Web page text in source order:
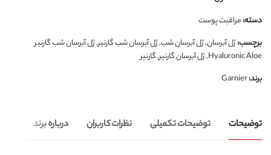
دسته:مراقبت پوست
برچسب:ژل آبرسان,ژل آبرسان شب,ژل آبرسان شب گارنیر,ژل آبرسان شب گارنیر
Hyaluronic Aloe
,ژل آبرسان گارنیر,گارنیر
برند:Garnier
توضیحات توضیحات تکمیلی نظرات کاربران درباره برند